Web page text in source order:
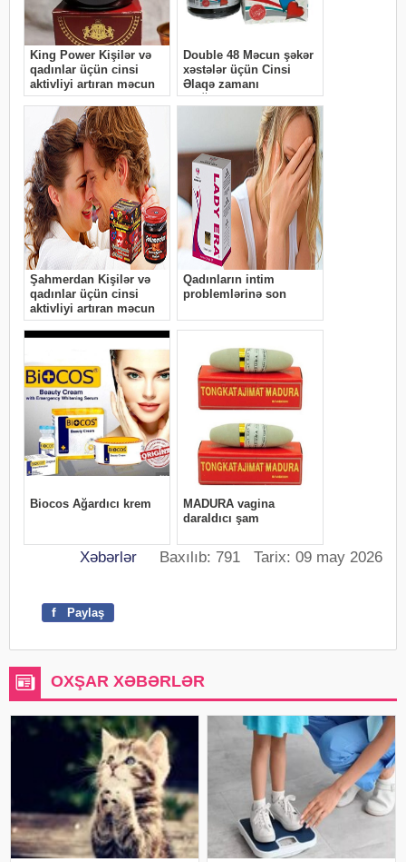
Xəbərlər Baxılıb: 791 Tarix: 09 may 2026
f Paylaş
OXŞAR XƏBƏRLƏR